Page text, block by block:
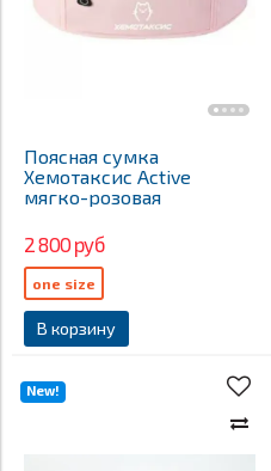
Поясная сумка
Хемотаксис Active
мягко-розовая
2 800 руб
В корзину
one size
New!